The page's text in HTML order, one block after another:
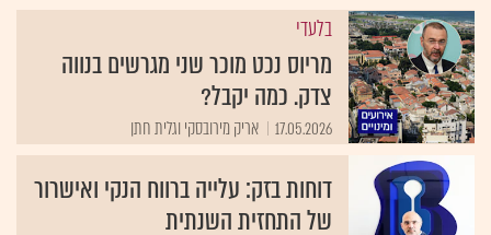
בלעדי
מריוס נכט מוכר שני מגרשים בנווה
צדק. כמה יקבל?
17.05.2026 אריק מירובסקי וגלית חתן
דוחות בזק: עלייה ברווח הנקי ואישרור
של התחזית השנתית